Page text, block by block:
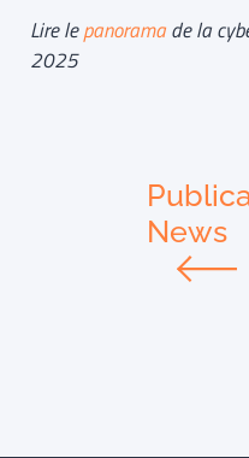
Lire lepanoramade la
2025
News